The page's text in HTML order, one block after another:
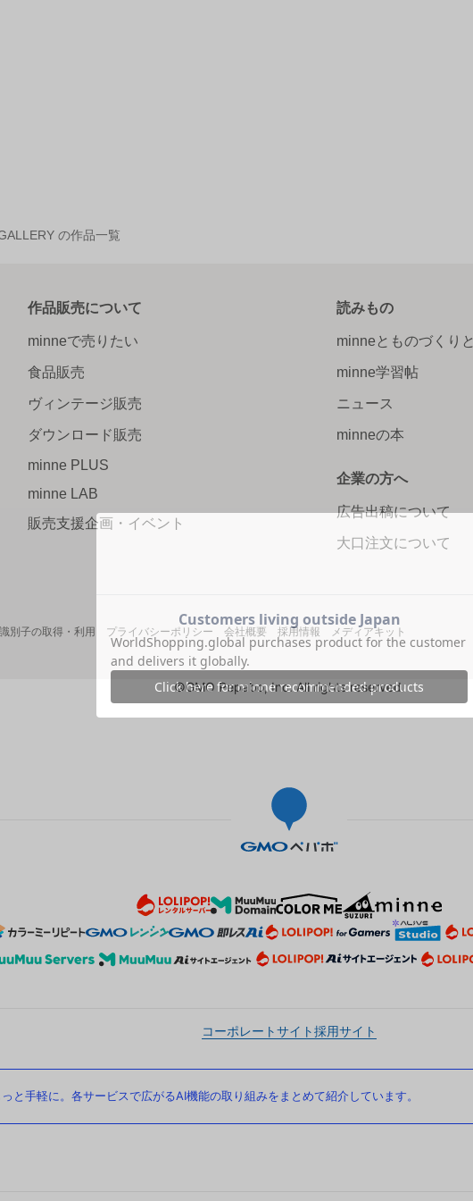
の作品一覧
作品販売について
minneで売りたい
食品販売
ヴィンテージ販売
ダウンロード販売
minne PLUS
minne LAB
販売支援企画・イベント
読みもの
minneとものづくりと
minne学習帖
ニュース
minneの本
企業の方へ
広告出稿について
大口注文について
別子の取得・利用 プライバシーポリシー 会社概要 採用情報 メディアキット
©GMO Pepabo, Inc. All rights reserved.
コーポレートサイト採用サイト
と手軽に。各サービスで広がるAI機能の取り組みをまとめて紹介しています。